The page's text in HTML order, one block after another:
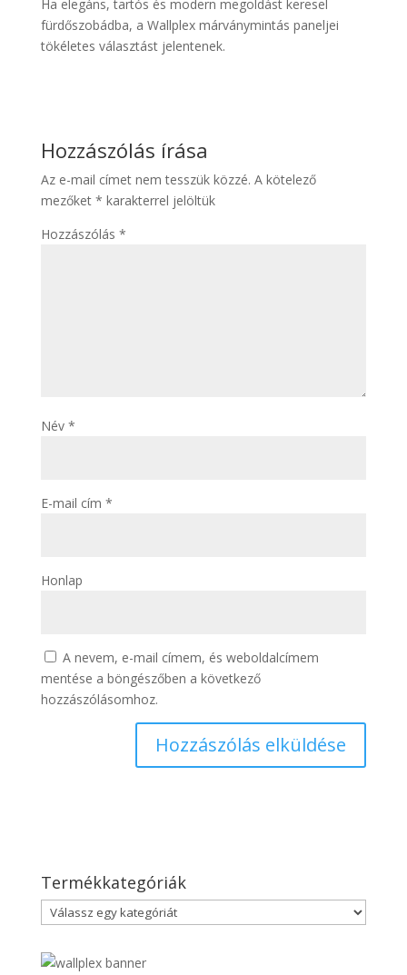
Ha elegáns, tartós és modern megoldást keresel
fürdőszobádba, a Wallplex márványmintás paneljei
tökéletes választást jelentenek.
Hozzászólás írása
Az e-mail címet nem tesszük közzé. A kötelező
mezőket * karakterrel jelöltük
Hozzászólás *
Név *
E-mail cím *
Honlap
A nevem, e-mail címem, és weboldalcímem
mentése a böngészőben a következő
hozzászólásomhoz.
Termékkategóriák